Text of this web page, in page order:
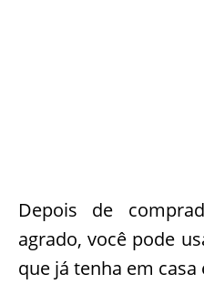
Depois de
agrado, você pode
que já tenha em